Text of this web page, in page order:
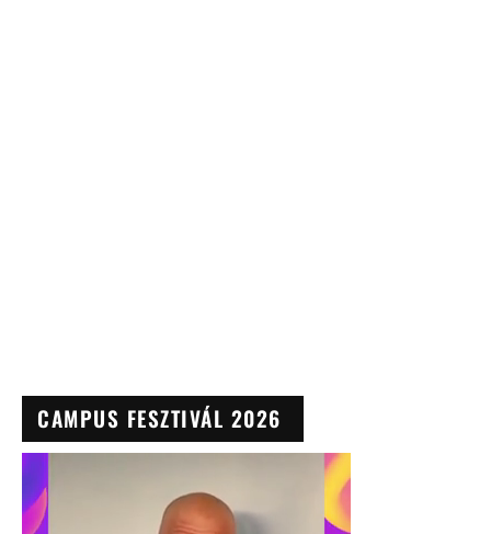
CAMPUS FESZTIVÁL 2026